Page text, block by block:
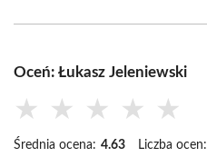
Oceń: Łukasz Jeleniewski
★ ★ ★ ★ ★
Średnia ocena: 4.63 Liczba ocen: